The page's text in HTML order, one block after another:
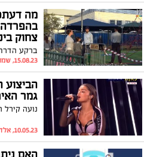
מה
צחוק
15.08.23, שמואל סרדינס
הביצוע
גמר
10.05.23, אלדה נתנאל